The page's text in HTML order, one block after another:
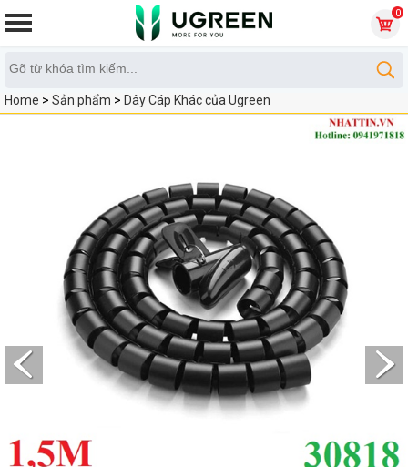
0
Home > Sản phẩm > Dây Cáp Khác của Ugreen